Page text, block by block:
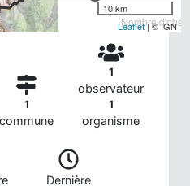
Nombre
10 km
Leaflet| © IGN
1
commune
1
observateur
1
organisme
Dernière